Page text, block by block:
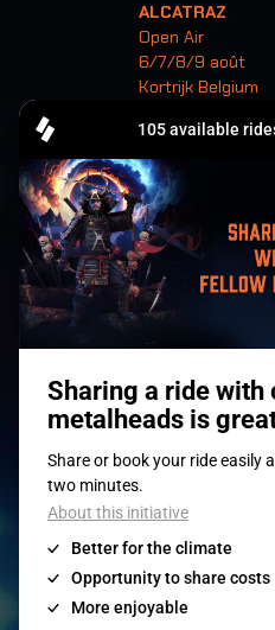
ALCATRAZ
Open Air
6/7/8/9 août
Kortrijk Belgium
Billets
© 2008-2026 -
Contact: